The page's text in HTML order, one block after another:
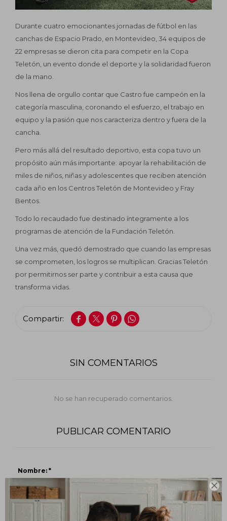

Durante cuatro emocionantes jornadas de fútbol en las
canchas de Espacio Prado, en Montevideo, 34 equipos de
22 empresas se dieron cita para competir en la Copa
Teletón, un evento donde el deporte y la solidaridad fueron
de la mano.
Nos llena de orgullo contar que Castro fue campeón en la
categoría masculina, coronando el esfuerzo, el trabajo en
equipo y la pasión que nos caracteriza dentro y fuera de la
cancha.
Pero más allá del resultado deportivo, esta copa tuvo un
propósito aún más importante: apoyar la rehabilitación de
miles de niños, niñas y adolescentes que reciben atención
cada año en los Centros Teletón de Montevideo y Fray
Bentos.
Todo lo recaudado fue destinado íntegramente a los
programas de atención de la Fundación Teletón.
Una vez más, quedó demostrado que cuando las empresas
se comprometen, los logros se multiplican. Gracias Teletón
por permitirnos ser parte y contribuir a esta causa que
transforma vidas.
   
SIN COMENTARIOS
No se han recuperado comentarios.
PUBLICAR COMENTARIO
Nombre: *
Correo electrónico: *
Accesorios para baño
Grifería para baño
Piscinas
Aleros
Decks
Climatización
Lavado y secado
Refrigeración
Pequeños de cocina
Pequeños del hogar
Deshumificadores
Lámparas
Cestos y organizadores
Percheros
Ropa de cama
Accesorios de colocación
Piezas especiales
Mosaicos
Adhesivos y pastinas
Construcción en seco
Pinturas
Materiales de construcción
Sanitaria
Techos
Maderas
Cascos
Mamelucos
Guantes
Calzado
Antiparras
Herramientas eléctricas
Herramientas manuales
Insumos y accesorios
Electricidad